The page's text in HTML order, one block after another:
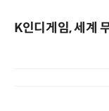
K인디게임, 세계